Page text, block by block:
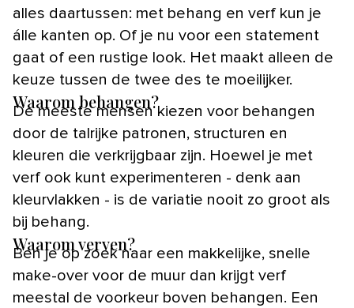
alles daartussen: met behang en verf kun je
álle kanten op. Of je nu voor een statement
gaat of een rustige look. Het maakt alleen de
keuze tussen de twee des te moeilijker.
Waarom behangen?
De meeste mensen kiezen voor behangen
door de talrijke patronen, structuren en
kleuren die verkrijgbaar zijn. Hoewel je met
verf ook kunt experimenteren - denk aan
kleurvlakken - is de variatie nooit zo groot als
bij behang.
Waarom verven?
Ben je op zoek naar een makkelijke, snelle
make-over voor de muur dan krijgt verf
meestal de voorkeur boven behangen. Een